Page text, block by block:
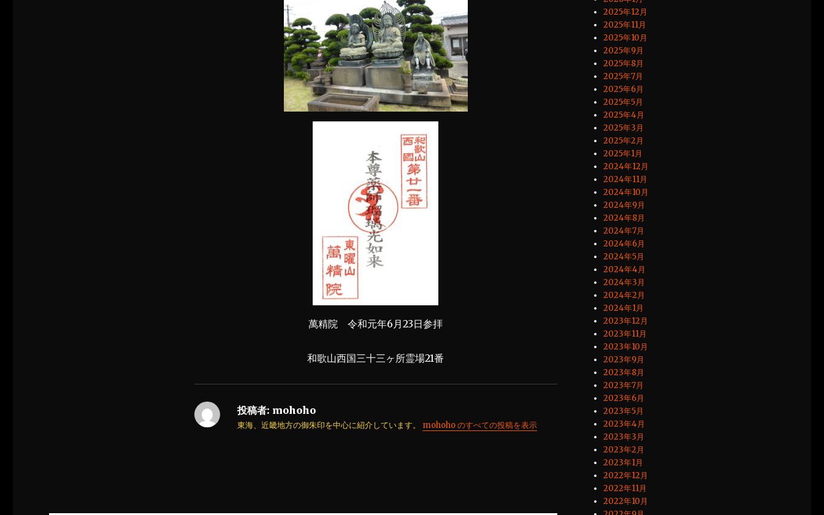
萬精院 令和元年6月23日参拝
和歌山西国三十三ヶ所霊場21番
投稿者: mohoho
東海、近畿地方の御朱印を中心に紹介しています。 mohoho のすべての投稿を表示
2025年12月
2025年11月
2025年10月
2025年9月
2025年8月
2025年7月
2025年6月
2025年5月
2025年4月
2025年3月
2025年2月
2025年1月
2024年12月
2024年11月
2024年10月
2024年9月
2024年8月
2024年7月
2024年6月
2024年5月
2024年4月
2024年3月
2024年2月
2024年1月
2023年12月
2023年11月
2023年10月
2023年9月
2023年8月
2023年7月
2023年6月
2023年5月
2023年4月
2023年3月
2023年2月
2023年1月
2022年12月
2022年11月
2022年10月